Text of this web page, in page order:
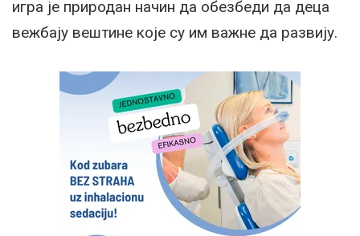
игра је природан начин да обезбеди да деца
вежбају вештине које су им важне да развију.